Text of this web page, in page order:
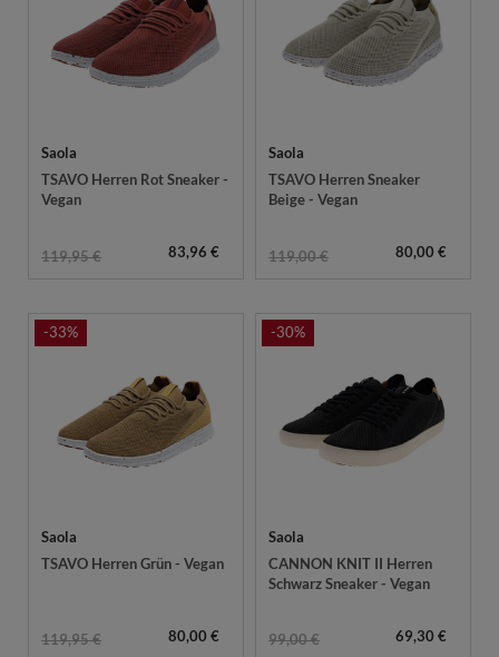
Saola
TSAVO Herren Rot Sneaker -
Vegan
119,95 € 83,96 €
Saola
TSAVO Herren Sneaker
Beige - Vegan
119,00 € 80,00 €
-33%
Saola
TSAVO Herren Grün - Vegan
119,95 € 80,00 €
-30%
Saola
CANNON KNIT II Herren
Schwarz Sneaker - Vegan
99,00 € 69,30 €